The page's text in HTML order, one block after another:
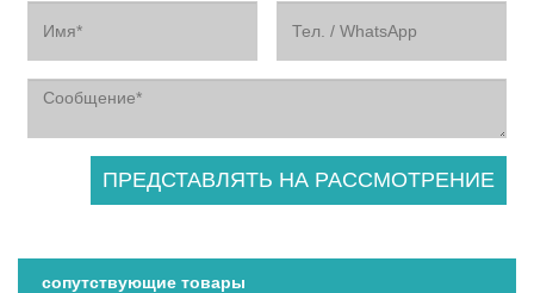
сопутствующие товары